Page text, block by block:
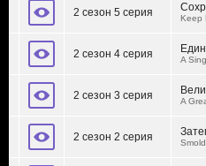
2 сезон 5 серия Keep
2 сезон 4 серия A
2 сезон 3 серия A
2 сезон 2 серия